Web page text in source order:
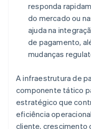
responda
do mercado ou
ajuda na
de pagamento,
mudanças
A infraestrutura de
componente tático
estratégico que
eficiência
cliente, crescimento